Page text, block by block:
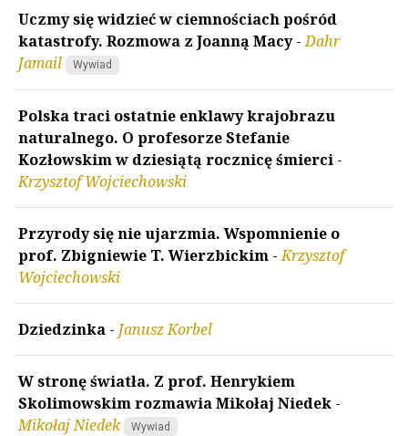
Uczmy się widzieć w ciemnościach pośród
katastrofy. Rozmowa z Joanną Macy-Dahr
Jamail
Wywiad
Polska traci ostatnie enklawy krajobrazu
naturalnego. O profesorze Stefanie
Kozłowskim w dziesiątą rocznicę śmierci -
Krzysztof Wojciechowski
Przyrody się nie ujarzmia. Wspomnienie o
prof. Zbigniewie T. Wierzbickim -Krzysztof
Wojciechowski
Dziedzinka - Janusz Korbel
W stronę światła. Z prof. Henrykiem
Skolimowskim rozmawia Mikołaj Niedek -
Mikołaj Niedek
Wywiad